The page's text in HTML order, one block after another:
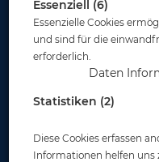
Essenziell (6)
Essenzielle Cookies
und sind für die
erforderlich.
Daten
Statistiken (2)
Diese Cookies erfassen
Informationen helfen uns